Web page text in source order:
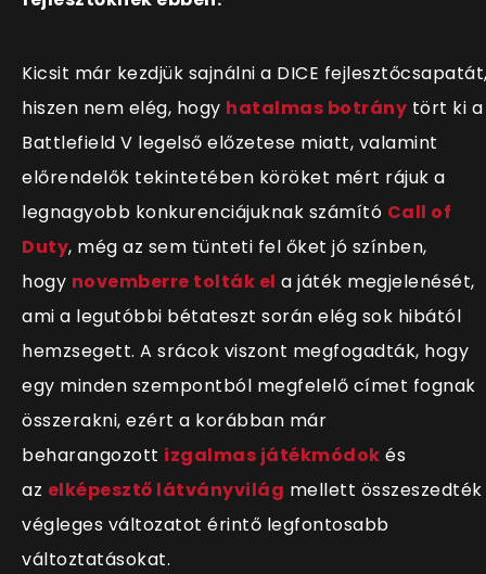
Kicsit már kezdjük sajnálni a DICE
hiszen nem elég, hogy hatalmas botrány tört ki a
Battlefield V legelső előzetese miatt, valamint
előrendelők tekintetében köröket mért rájuk a
legnagyobb konkurenciájuknak számító Call of
Duty, még az sem tünteti fel őket jó színben,
hogy novemberre tolták el a játék megjelenését,
ami a legutóbbi bétateszt során elég sok hibától
hemzsegett. A srácok viszont megfogadták, hogy
egy minden szempontból megfelelő címet fognak
összerakni, ezért a korábban már
beharangozott izgalmas játékmódok és
az elképesztő látványvilág mellett összeszedték
végleges változatot érintő legfontosabb
változtatásokat.